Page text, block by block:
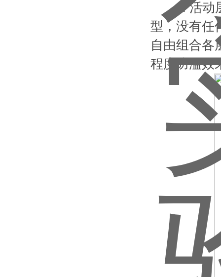
2. 活动层
型，没有任
自由组合各
程度防溢效